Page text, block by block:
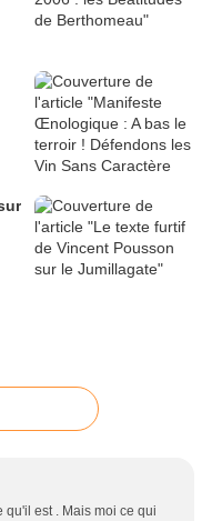
qu'il est . Mais moi ce qui